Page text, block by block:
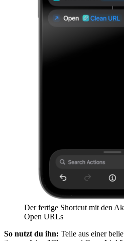
Der fertige Shortcut mit den
Open URLs
So nutzt du ihn: Teile aus einer